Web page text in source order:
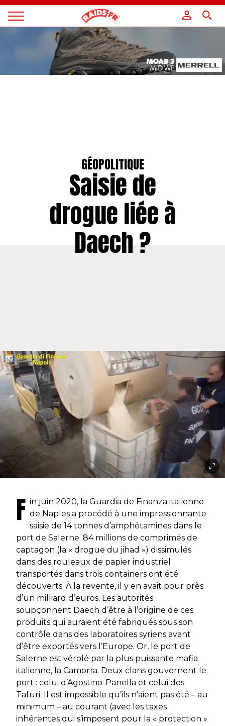
Magazine
GÉOPOLITIQUE
Saisie de
drogue liée à
Daech ?
F in juin 2020, la Guardia de Finanza italienne
de Naples a procédé à une impressionnante
saisie de 14 tonnes d’amphétamines dans le
port de Salerne. 84 millions de comprimés de
captagon (la « drogue du jihad ») dissimulés
dans des rouleaux de papier industriel
transportés dans trois containers ont été
découverts. À la revente, il y en avait pour près
d’un milliard d’euros. Les autorités
soupçonnent Daech d’être à l’origine de ces
produits qui auraient été fabriqués sous son
contrôle dans des laboratoires syriens avant
d’être exportés vers l’Europe. Or, le port de
Salerne est vérolé par la plus puissante mafia
italienne, la Camorra. Deux clans gouvernent le
port : celui d’Agostino-Panella et celui des
Tafuri. Il est impossible qu’ils n’aient pas été – au
minimum – au courant (avec les taxes
inhérentes qui s’imposent pour la « protection »
Panneau de gestion des cookies